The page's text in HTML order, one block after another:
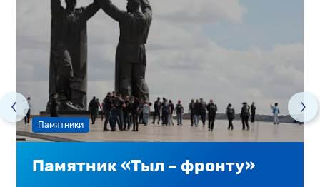
Памятники
Памятник «Тыл – фронту»